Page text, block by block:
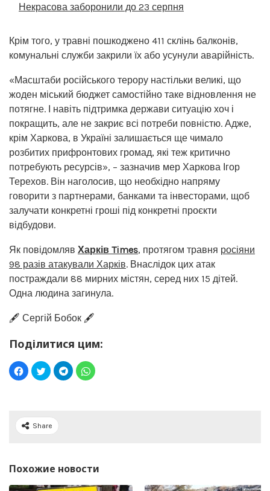
Некрасова заборонили до 23 серпня
Крім того, у травні пошкоджено 411 склінь балконів,
комунальні служби закрили їх або усунули аварійність.
«Масштаби російського терору настільки великі, що
жоден міський бюджет самостійно таке відновлення не
потягне. І навіть підтримка держави ситуацію хоч і
покращить, але не закриє всі потреби повністю. Адже,
крім Харкова, в Україні залишається ще чимало
розбитих прифронтових громад, які теж критично
потребують ресурсів», – зазначив мер Харкова Ігор
Терехов. Він наголосив, що необхідно напряму
говорити з партнерами, банками та інвесторами, щоб
залучати конкретні гроші під конкретні проєкти
відбудови.
Як повідомляв Харків Times, протягом травня росіяни
98 разів атакували Харків. Внаслідок цих атак
постраждали 88 мирних містян, серед них 15 дітей.
Одна людина загинула.
🖋️ Сергій Бобок 🖋️
Поділитися цим:
Share
Похожие новости